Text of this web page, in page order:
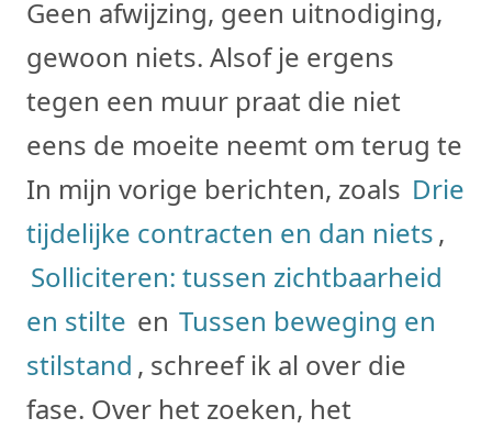
Geen afwijzing, geen uitnodiging,
gewoon niets. Alsof je ergens
tegen een muur praat die niet
eens de moeite neemt om terug te
In mijn vorige berichten, zoals Drie
tijdelijke contracten en dan niets,
Solliciteren: tussen zichtbaarheid
en stilte en Tussen beweging en
stilstand , schreef ik al over die
fase. Over het zoeken, het